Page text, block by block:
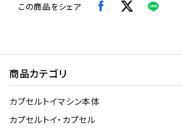
この商品をシェア
商品カテゴリ
カプセルトイマシン本体
カプセルトイ・カプセル